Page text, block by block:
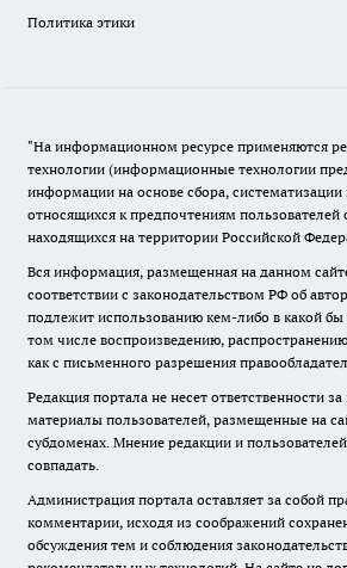
Политика этики
"На информационном ресурсе применяются
технологии (информационные технологии
информации на основе сбора, систематизации
относящихся к предпочтениям пользователей
находящихся на территории Российской
Вся информация, размещенная на данном
соответствии с законодательством РФ об
подлежит использованию кем-либо в какой
том числе воспроизведению,
как с письменного разрешения
Редакция портала не несет ответственности
материалы пользователей, размещенные на
субдоменах. Мнение редакции и
совпадать.
Администрация портала оставляет за собой
комментарии, исходя из соображений
обсуждения тем и соблюдения